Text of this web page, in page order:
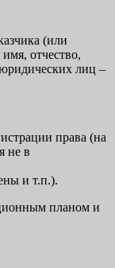
(или
отчество,
лиц –
права (на
не в
и т.п.).
планом и